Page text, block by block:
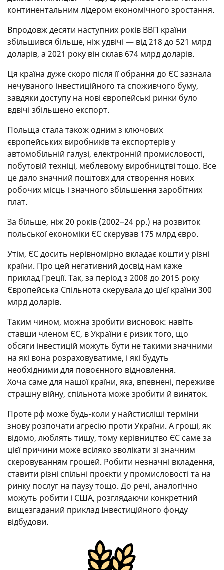
континентальним лідером економічного зростання.
Впродовж десяти наступних років ВВП країни
збільшився більше, ніж удвічі — від 218 до 521 млрд
доларів, а 2021 року він склав 674 млрд доларів.
Ця країна дуже скоро після її обрання до ЄС зазнала
нечуваного інвестиційного та споживчого буму,
завдяки доступу на нові європейські ринки було
вдвічі збільшено експорт.
Польща стала також одним з ключових
європейських виробників та експортерів у
автомобільній галузі, електронній промисловості,
побутовій техніці, меблевому виробництві тощо. Все
це дало значний поштовх для створення нових
робочих місць і значного збільшення заробітних
плат.
За більше, ніж 20 років (2002−24 рр.) на розвиток
польської економіки ЄС скерував 175 млрд євро.
Утім, ЄС досить нерівномірно вкладає кошти у різні
країни. Про цей негативний досвід нам каже
приклад Греції. Так, за період з 2008 до 2015 року
Європейська Спільнота скерувала до цієї країни 300
млрд доларів.
Таким чином, можна зробити висновок: навіть
ставши членом ЄС, в України є ризик того, що
обсяги інвестицій можуть бути не такими значними
на які вона розраховуватиме, і які будуть
необхідними для повоєнного відновлення.
Хоча саме для нашої країни, яка, впевнені, переживе
страшну війну, спільнота може зробити й виняток.
Проте рф може будь-коли у найстисліші терміни
знову розпочати агресію проти України. А гроші, як
відомо, люблять тишу, тому керівництво ЄС саме за
цієї причини може всіляко зволікати зі значним
скеровуванням грошей. Робити незначні вкладення,
ставити різні спільні проєкти у промисловості та на
ринку послуг на паузу тощо. До речі, аналогічно
можуть робити і США, розглядаючи конкретний
вищезгаданий приклад Інвестиційного фонду
відбудови.